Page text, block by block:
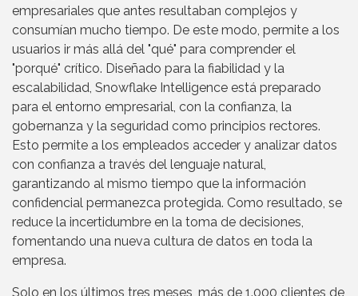
empresariales que antes resultaban complejos y
consumían mucho tiempo. De este modo, permite a los
usuarios ir más allá del "qué" para comprender el
"porqué" crítico. Diseñado para la fiabilidad y la
escalabilidad, Snowflake Intelligence está preparado
para el entorno empresarial, con la confianza, la
gobernanza y la seguridad como principios rectores.
Esto permite a los empleados acceder y analizar datos
con confianza a través del lenguaje natural,
garantizando al mismo tiempo que la información
confidencial permanezca protegida. Como resultado, se
reduce la incertidumbre en la toma de decisiones,
fomentando una nueva cultura de datos en toda la
empresa.
Solo en los últimos tres meses, más de 1.000 clientes de